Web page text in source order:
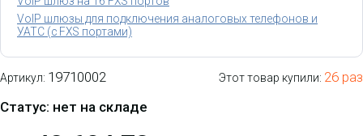
VoIP шлюзы для подключения аналоговых телефонов и
УАТС (с FXS портами)
Артикул: 19710002
Статус: нет на складе
Этот товар купили: 26 раз